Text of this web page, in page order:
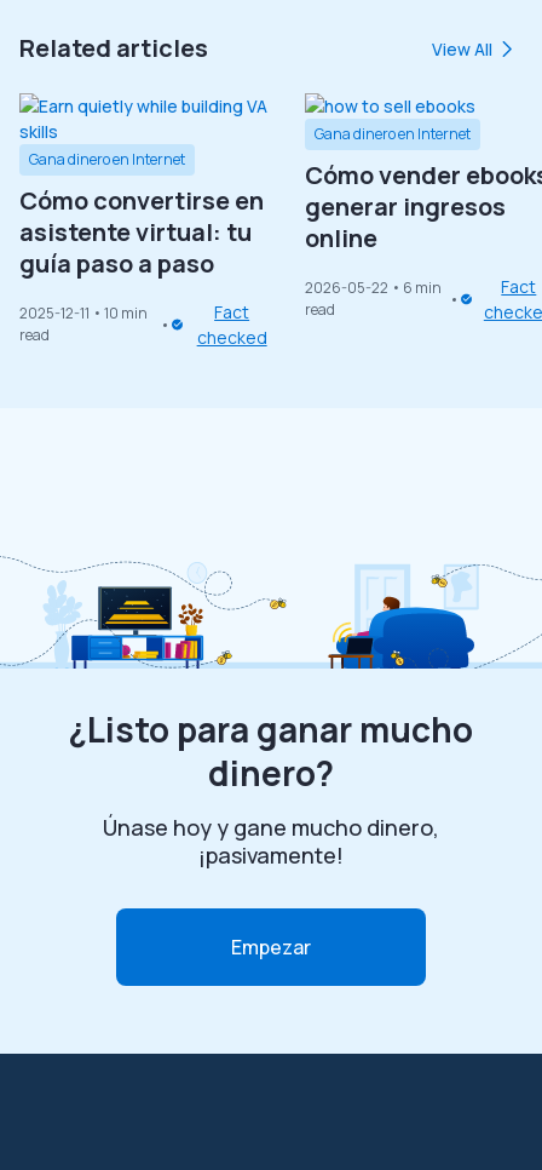
Related articles View All
Gana dinero en Internet
Cómo convertirse en
asistente virtual: tu
guía paso a paso
2025-12-11 • 10 min
read
Fact
checked
Gana dinero en Internet
Cómo vender
generar ingresos
online
2026-05-22 • 6 min
read
Fact
¿Listo para ganar mucho
dinero?
Únase hoy y gane mucho dinero,
¡pasivamente!
Empezar